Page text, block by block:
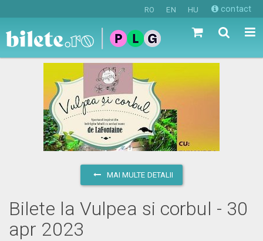
RO EN HU contact
MAI MULTE DETALII
Bilete la Vulpea si corbul - 30
apr 2023